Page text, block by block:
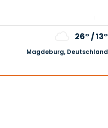
26°/13°
Magdeburg, Deutschland